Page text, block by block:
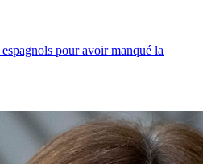
pour avoir manqué la